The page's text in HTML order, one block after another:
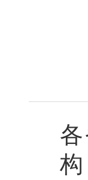
构